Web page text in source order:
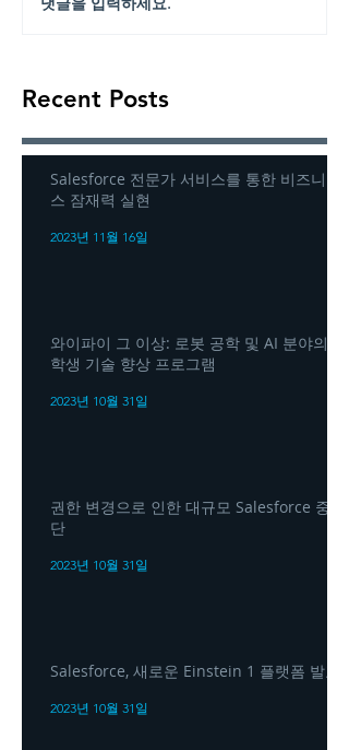
Recent Posts
Salesforce 전문가 서비스를 통한 비즈니
스 잠재력 실현
2023년 11월 16일
와이파이 그 이상: 로봇 공학 및 AI 분야의
학생 기술 향상 프로그램
2023년 10월 31일
권한 변경으로 인한 대규모 Salesforce 중
단
2023년 10월 31일
Salesforce, 새로운 Einstein 1 플랫폼 발표
2023년 10월 31일